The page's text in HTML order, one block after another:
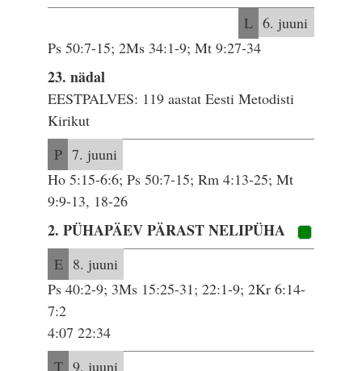
L 6. juuni
Ps 50:7-15; 2Ms 34:1-9; Mt 9:27-34
23. nädal
EESTPALVES: 119 aastat Eesti Metodisti
Kirikut
P 7. juuni
Ho 5:15-6:6; Ps 50:7-15; Rm 4:13-25; Mt
9:9-13, 18-26
2. PÜHAPÄEV PÄRAST NELIPÜHA
E 8. juuni
Ps 40:2-9; 3Ms 15:25-31; 22:1-9; 2Kr 6:14-
7:2
4:07 22:34
T 9. juuni